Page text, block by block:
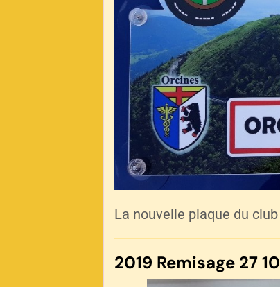
La nouvelle plaque du club
2019 Remisage 27